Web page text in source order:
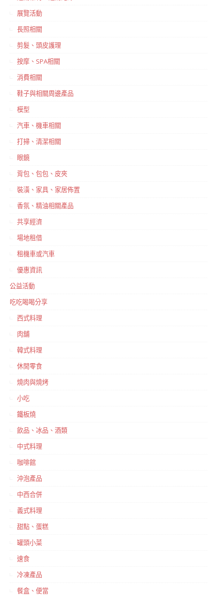
展覽活動
長照相關
剪髮、頭皮護理
按摩、SPA相關
消費相關
鞋子與相關周邊產品
模型
汽車、機車相關
打掃、清潔相關
眼鏡
背包、包包、皮夾
裝潢、家具、家居佈置
香氛、精油相關產品
共享經濟
場地租借
租機車或汽車
優惠資訊
公益活動
吃吃喝喝分享
西式料理
肉舖
韓式料理
休閒零食
燒肉與燒烤
小吃
鐵板燒
飲品、冰品、酒類
中式料理
咖啡館
沖泡產品
中西合併
義式料理
甜點、蛋糕
罐頭小菜
速食
冷凍產品
餐盒、便當